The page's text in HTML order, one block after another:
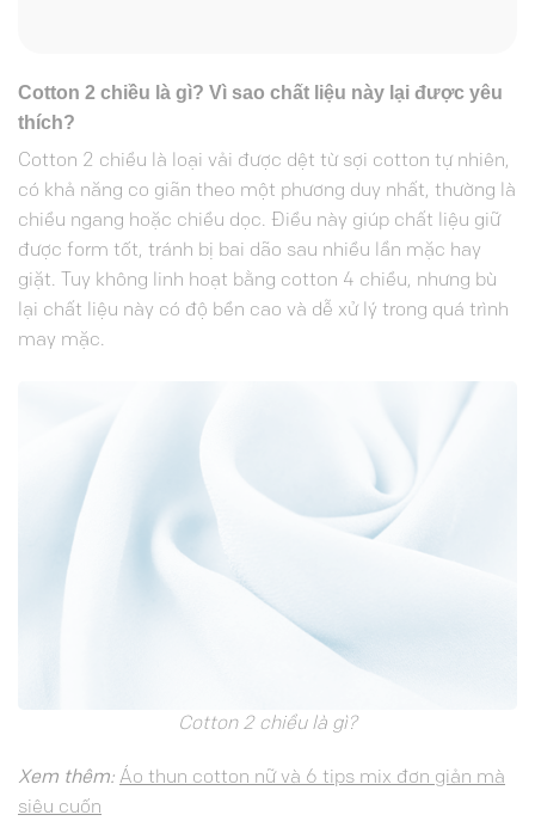
Cotton 2 chiều là gì? Vì sao chất liệu này lại được yêu
thích?
Cotton 2 chiều là loại vải được dệt từ sợi cotton tự nhiên,
có khả năng co giãn theo một phương duy nhất, thường là
chiều ngang hoặc chiều dọc. Điều này giúp chất liệu giữ
được form tốt, tránh bị bai dão sau nhiều lần mặc hay
giặt. Tuy không linh hoạt bằng cotton 4 chiều, nhưng bù
lại chất liệu này có độ bền cao và dễ xử lý trong quá trình
may mặc.
Cotton 2 chiều là gì?
Xem thêm: Áo thun cotton nữ và 6 tips mix đơn giản mà
siêu cuốn